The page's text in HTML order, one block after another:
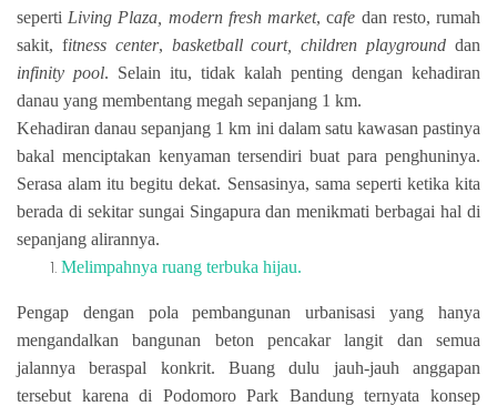
seperti Living Plaza, modern fresh market, cafe dan resto, rumah
sakit, fitness center, basketball court, children playgrounddan
infinity pool. Selain itu, tidak kalah penting dengan kehadiran
danau yang membentang megah sepanjang 1 km.
Kehadiran danau sepanjang 1 km ini dalam satu kawasan pastinya
bakal menciptakan kenyaman tersendiri buat para penghuninya.
Serasa alam itu begitu dekat. Sensasinya, sama seperti ketika kita
berada di sekitar sungai Singapura dan menikmati berbagai hal di
sepanjang alirannya.
Melimpahnya ruang terbuka hijau.
Pengap dengan pola pembangunan urbanisasi yang hanya
mengandalkan bangunan beton pencakar langit dan semua
jalannya beraspal konkrit. Buang dulu jauh-jauh anggapan
tersebut karena di Podomoro Park Bandung ternyata konsep